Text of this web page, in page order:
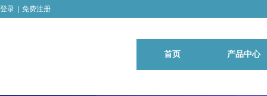
首页 产品中心
登录 免费注册